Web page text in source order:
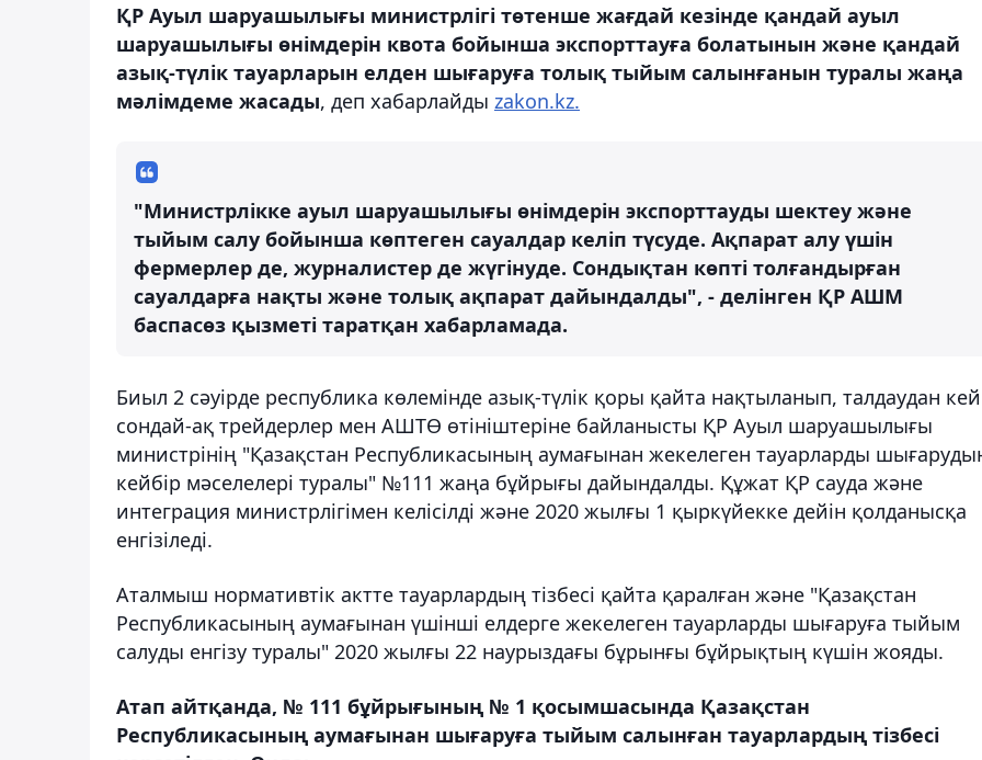
ҚР Ауыл шаруашылығы министрлігі төтенше жағдай кезінде қандай ауыл
шаруашылығы өнімдерін квота бойынша экспорттауға болатынын және қандай
азық-түлік тауарларын елден шығаруға толық тыйым салынғанын туралы жаңа
мәлімдеме жасады, деп хабарлайды zakon.kz.
"Министрлікке ауыл шаруашылығы өнімдерін экспорттауды шектеу және
тыйым салу бойынша көптеген сауалдар келіп түсуде. Ақпарат алу үшін
фермерлер де, журналистер де жүгінуде. Сондықтан көпті толғандырған
сауалдарға нақты және толық ақпарат дайындалды", - делінген ҚР АШМ
баспасөз қызметі таратқан хабарламада.
Биыл 2 сәуірде республика көлемінде азық-түлік қоры қайта нақтыланып, талдаудан
сондай-ақ трейдерлер мен АШТӨ өтініштеріне байланысты ҚР Ауыл шаруашылығы
министрінің "Қазақстан Республикасының аумағынан жекелеген тауарларды
кейбір мәселелері туралы" №111 жаңа бұйрығы дайындалды. Құжат ҚР сауда және
интеграция министрлігімен келісілді және 2020 жылғы 1 қыркүйекке дейін қолданысқа
енгізіледі.
Аталмыш нормативтік актте тауарлардың тізбесі қайта қаралған және "Қазақстан
Республикасының аумағынан үшінші елдерге жекелеген тауарларды шығаруға тыйым
салуды енгізу туралы" 2020 жылғы 22 наурыздағы бұрынғы бұйрықтың күшін жояды.
Атап айтқанда, № 111 бұйрығының № 1 қосымшасында Қазақстан
Республикасының аумағынан шығаруға тыйым салынған тауарлардың тізбесі